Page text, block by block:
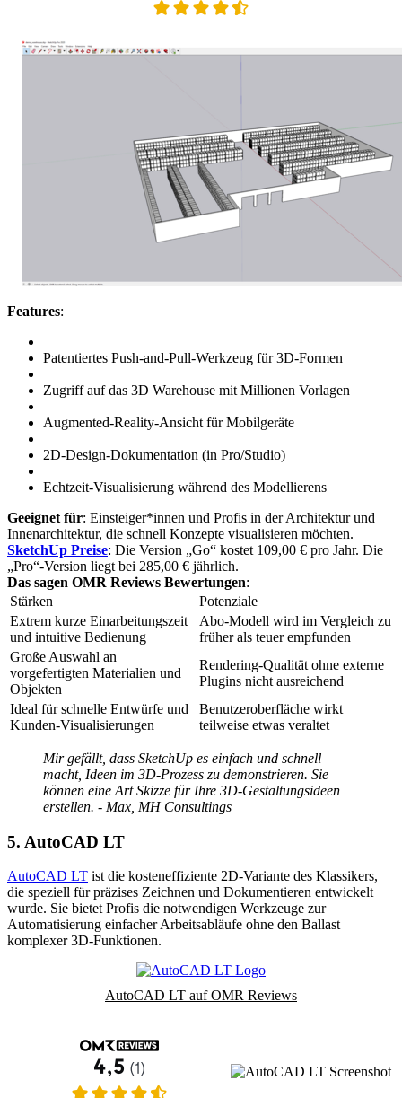
Features:
Patentiertes Push-and-Pull-Werkzeug für 3D-Formen
Zugriff auf das 3D Warehouse mit Millionen Vorlagen
Augmented-Reality-Ansicht für Mobilgeräte
2D-Design-Dokumentation (in Pro/Studio)
Echtzeit-Visualisierung während des Modellierens
Geeignet für: Einsteiger*innen und Profis in der Architektur und
Innenarchitektur, die schnell Konzepte visualisieren möchten.
SketchUp Preise: Die Version „Go“ kostet 109,00 € pro Jahr. Die
„Pro“-Version liegt bei 285,00 € jährlich.
Das sagen OMR Reviews Bewertungen:
Stärken
Potenziale
Extrem kurze Einarbeitungszeit
und intuitive Bedienung
Abo-Modell wird im Vergleich zu
früher als teuer empfunden
Große Auswahl an
vorgefertigten Materialien und
Objekten
Rendering-Qualität ohne externe
Plugins nicht ausreichend
Ideal für schnelle Entwürfe und
Kunden-Visualisierungen
Benutzeroberfläche wirkt
teilweise etwas veraltet
Mir gefällt, dass SketchUp es einfach und schnell
macht, Ideen im 3D-Prozess zu demonstrieren. Sie
können eine Art Skizze für Ihre 3D-Gestaltungsideen
erstellen. - Max, MH Consultings
5. AutoCAD LT
AutoCAD LT ist die kosteneffiziente 2D-Variante des Klassikers,
die speziell für präzises Zeichnen und Dokumentieren entwickelt
wurde. Sie bietet Profis die notwendigen Werkzeuge zur
Automatisierung einfacher Arbeitsabläufe ohne den Ballast
komplexer 3D-Funktionen.
AutoCAD LT auf OMR Reviews